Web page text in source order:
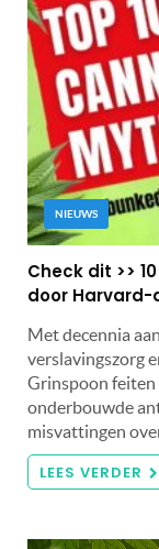
NIEUWS
Check dit >>
door Harvard-
Met decennia
verslavingszorg
Grinspoon feiten
onderbouwde
misvattingen
LEES VERDER